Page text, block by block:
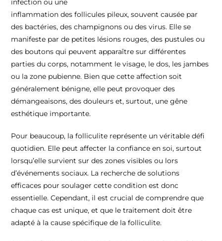
infection ou une
inflammation des follicules pileux, souvent causée par
des bactéries, des champignons ou des virus. Elle se
manifeste par de petites lésions rouges, des pustules ou
des boutons qui peuvent apparaître sur différentes
parties du corps, notamment le visage, le dos, les jambes
ou la zone pubienne. Bien que cette affection soit
généralement bénigne, elle peut provoquer des
démangeaisons, des douleurs et, surtout, une gêne
esthétique importante.
Pour beaucoup, la folliculite représente un véritable défi
quotidien. Elle peut affecter la confiance en soi, surtout
lorsqu’elle survient sur des zones visibles ou lors
d’événements sociaux. La recherche de solutions
efficaces pour soulager cette condition est donc
essentielle. Cependant, il est crucial de comprendre que
chaque cas est unique, et que le traitement doit être
adapté à la cause spécifique de la folliculite.